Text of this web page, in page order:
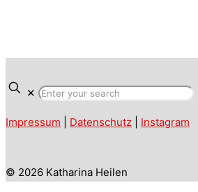
✕
Impressum Datenschutz Instagram
© 2026 Katharina Heilen